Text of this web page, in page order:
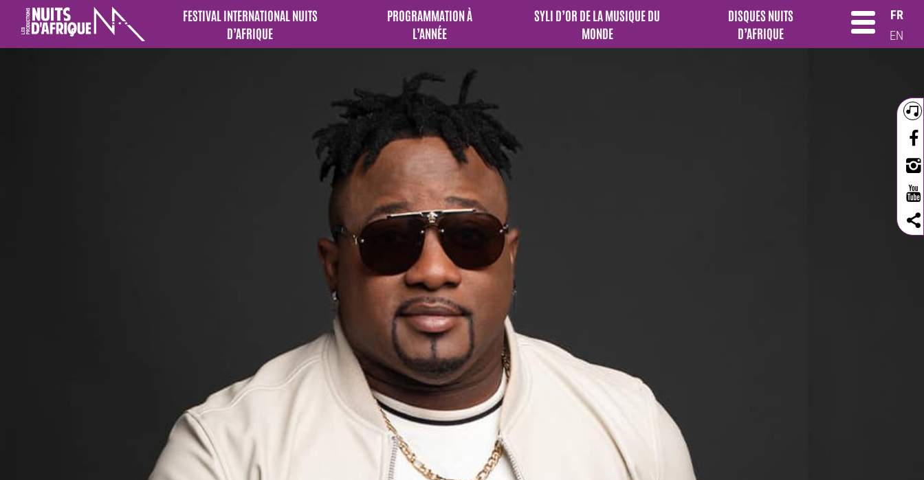
FESTIVAL INTERNATIONAL NUITS
D’AFRIQUE
PROGRAMMATION À
L’ANNÉE
SYLI D’OR DE LA MUSIQUE DU
MONDE
DISQUES NUITS
D’AFRIQUE
FR
EN